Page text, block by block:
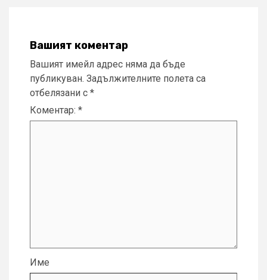
Вашият коментар
Вашият имейл адрес няма да бъде
публикуван. Задължителните полета са
отбелязани с *
Коментар: *
Име